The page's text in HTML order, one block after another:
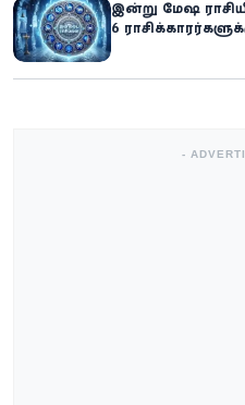
இன்று மேஷ
6
-